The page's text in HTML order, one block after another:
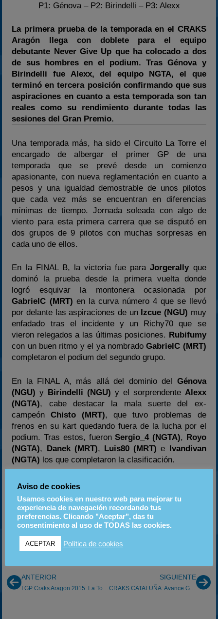
P1: Génova – P2: Birindelli – P3: Alexx
La primera prueba de la temporada en el CRAKS
Aragón llega con doblete para el equipo
debutante Never Give Up que ha colocado a dos
de sus hombres en el podium. Tras Génova y
Birindelli fue Alexx, del equipo NGTA, el que
terminó en tercera posición confirmando que sus
aspiraciones en cuanto a esta temporada son tan
reales como su rendimiento durante todas las
sesiones del Gran Premio.
Una temporada más, ha sido el Circuito La Torre el
encargado de albergar el primer GP de una
temporada que se prevé desde un comienzo
apasionante, con nueva reglamentación en cuanto a
pesos y una igualdad demostrable de unos pilotos
que cada vez más se encuentran en diferencias
mínimas de tiempo. Jornada soleada con algo de
viento para esta primera carrera que se disputó en
dos grupos de 9 pilotos con muchas sorpresas en
cada uno de ellos.
En la FINAL B, la victoria fue paraJorgerally que
dominó la prueba desde la primera vuelta donde
logró esquivar la montonera ocasionada por
GabrielC (MRT) en la curva número 4 que se llevó
por delante las aspiraciones de un Izcue (NGU) muy
enfadado tras el incidente y un Richy70 que se
vieron relegados a las últimas posiciones. Rubifumy
con un buen ritmo y el ya nombradoGabrielC (MRT)
completaron el podium del segundo grupo.
En la FINAL A, más allá del dominio del Génova
(NGU)y Birindelli (NGU) y el sorprendente Alexx
(NGTA), cabe destacar la mala suerte del ex-
campeónChisto (MRT), que tuvo problemas de
frenos en su kart quedando fuera de la lucha por el
podium. Tras estos, fueronSergio_4 (NGTA), Royo
(NGTA), Danek (MRT), Luis80 (MRT) e Ivandivan
(NGTA) los que completaron la clasificación.
Próxima parada el próximo
circuito turolense de
Torremocha
Puedes consultar todos los resultados al completo
en el siguienteenlace.
ANTERIOR
I GP Craks Aragon 2015: La Torre 8/02/15
SIGUIENTE
CRAKS CATALUÑA: Avance GP de la Escala
Aviso de cookies
Usamos cookies en nuestro web para mejorar tu
experiencia de navegación recordando tus
preferencias. Clicando "Aceptar", das tu
consentimiento al uso de TODAS las cookies.
ACEPTAR Política de cookies